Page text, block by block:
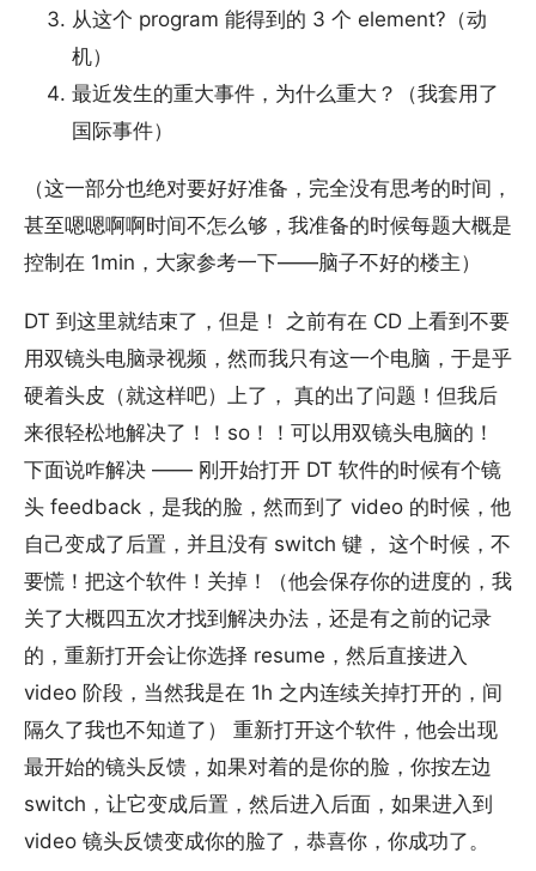
从这个 program 能得到的 3 个 element?（动
机）
最近发生的重大事件，为什么重大？（我套用了
国际事件）
（这一部分也绝对要好好准备，完全没有思考的时间，
甚至嗯嗯啊啊时间不怎么够，我准备的时候每题大概是
控制在 1min，大家参考一下——脑子不好的楼主）
DT 到这里就结束了，但是！ 之前有在 CD 上看到不要
用双镜头电脑录视频，然而我只有这一个电脑，于是乎
硬着头皮（就这样吧）上了， 真的出了问题！但我后
来很轻松地解决了！！so！！可以用双镜头电脑的！
下面说咋解决 —— 刚开始打开 DT 软件的时候有个镜
头 feedback，是我的脸，然而到了 video 的时候，他
自己变成了后置，并且没有 switch 键， 这个时候，不
要慌！把这个软件！关掉！（他会保存你的进度的，我
关了大概四五次才找到解决办法，还是有之前的记录
的，重新打开会让你选择 resume，然后直接进入
video 阶段，当然我是在 1h 之内连续关掉打开的，间
隔久了我也不知道了） 重新打开这个软件，他会出现
最开始的镜头反馈，如果对着的是你的脸，你按左边
switch，让它变成后置，然后进入后面，如果进入到
video 镜头反馈变成你的脸了，恭喜你，你成功了。